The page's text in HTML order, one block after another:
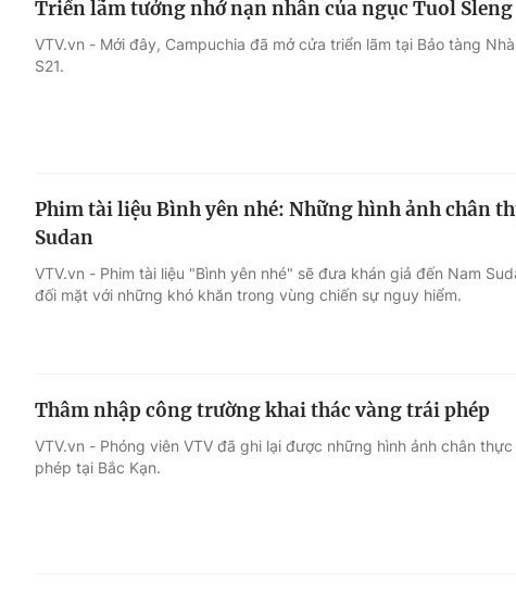
Triển lãm tưởng nhớ nạn nhân của ngục Tuol Sleng
VTV.vn - Mới đây, Campuchia đã mở cửa triển lãm tại Bảo tàng
S21.
Phim tài liệu Bình yên nhé: Những hình ảnh chân
Sudan
VTV.vn - Phim tài liệu "Bình yên nhé" sẽ đưa khán giả đến Nam
đối mặt với những khó khăn trong vùng chiến sự nguy hiểm.
Thâm nhập công trường khai thác vàng trái phép
VTV.vn - Phóng viên VTV đã ghi lại được những hình ảnh chân
phép tại Bắc Kạn.